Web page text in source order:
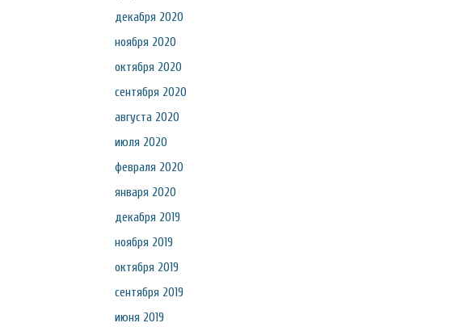
декабря 2020
ноября 2020
октября 2020
сентября 2020
августа 2020
июля 2020
февраля 2020
января 2020
декабря 2019
ноября 2019
октября 2019
сентября 2019
июня 2019